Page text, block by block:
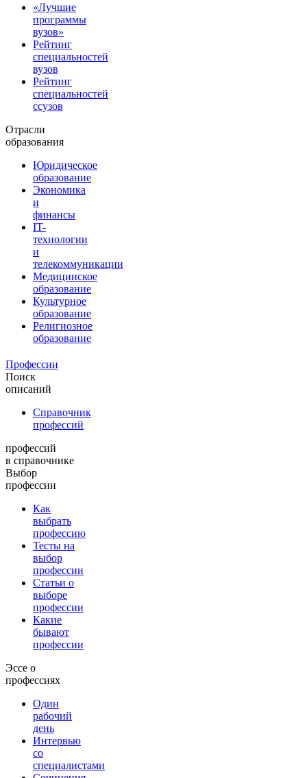
«Лучшие
программы
вузов»
Рейтинг
специальностей
вузов
Рейтинг
специальностей
ссузов
Отрасли
образования
Юридическое
образование
Экономика
и
финансы
IT-
технологии
и
телекоммуникации
Медицинское
образование
Культурное
образование
Религиозное
образование
Профессии
Поиск
описаний
Справочник
профессий
профессий
в справочнике
Выбор
профессии
Как
выбрать
профессию
Тесты на
выбор
профессии
Статьи о
выборе
профессии
Какие
бывают
профессии
Эссе о
профессиях
Один
рабочий
день
Интервью
со
специалистами